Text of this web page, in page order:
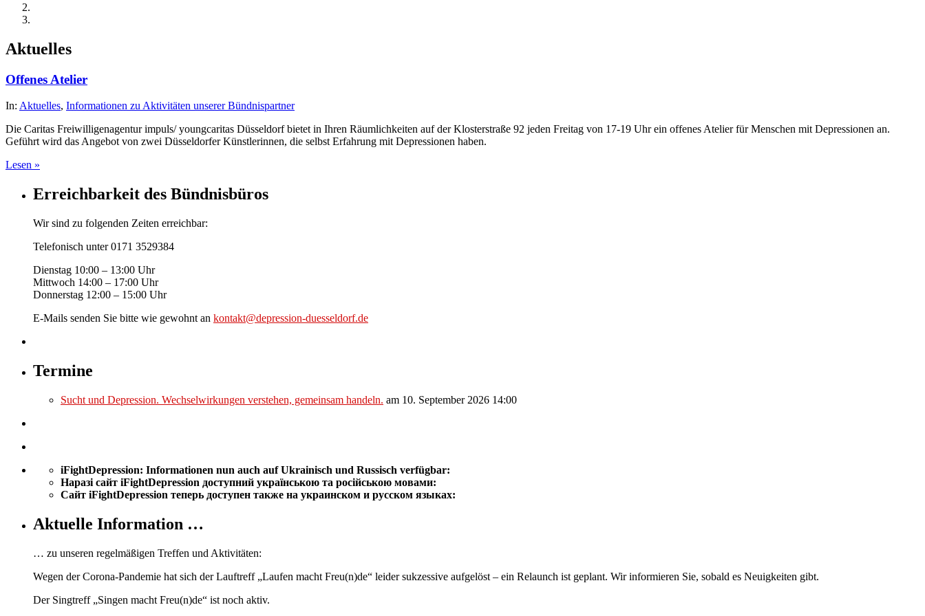
Aktuelles
Offenes Atelier
In: Aktuelles, Informationen zu Aktivitäten unserer Bündnispartner
Die Caritas Freiwilligenagentur impuls/ youngcaritas Düsseldorf bietet in Ihren Räumlichkeiten auf der Klosterstraße 92 jeden Freitag von 17-19 Uhr ein offenes Atelier für Menschen mit Depressionen an.
Geführt wird das Angebot von zwei Düsseldorfer Künstlerinnen, die selbst Erfahrung mit Depressionen haben.
Lesen »
Erreichbarkeit des Bündnisbüros
Wir sind zu folgenden Zeiten erreichbar:
Telefonisch unter 0171 3529384
Dienstag 10:00 – 13:00 Uhr
Mittwoch 14:00 – 17:00 Uhr
Donnerstag 12:00 – 15:00 Uhr
E-Mails senden Sie bitte wie gewohnt an kontakt@depression-duesseldorf.de
Termine
Sucht und Depression. Wechselwirkungen verstehen, gemeinsam handeln. am 10. September 2026 14:00
iFightDepression: Informationen nun auch auf Ukrainisch und Russisch verfügbar:
Наразі сайт iFightDepression доступний українською та російською мовами:
Сайт iFightDepression теперь доступен также на украинском и русском языках:
Aktuelle Information …
… zu unseren regelmäßigen Treffen und Aktivitäten:
Wegen der Corona-Pandemie hat sich der Lauftreff „Laufen macht Freu(n)de“ leider sukzessive aufgelöst – ein Relaunch ist geplant. Wir informieren Sie, sobald es Neuigkeiten gibt.
Der Singtreff „Singen macht Freu(n)de“ ist noch aktiv.